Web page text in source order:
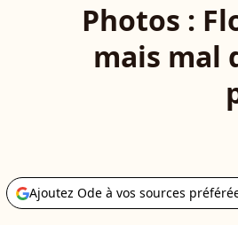
Photos :
mais mal
Ajoutez Ode à vos sources